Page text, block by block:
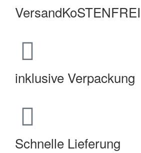
VersandKoSTENFREI
inklusive Verpackung
Schnelle Lieferung